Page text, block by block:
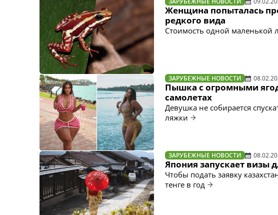
Женщина попыталась
редкого вида
Стоимость одной маленькой
ЗАРУБЕЖНЫЕ НОВОСТИ
Пышка с огромными
самолетах
Девушка не собирается
ляжки
ЗАРУБЕЖНЫЕ НОВОСТИ
Япония запускает визы
Чтобы подать заявку
тенге в год